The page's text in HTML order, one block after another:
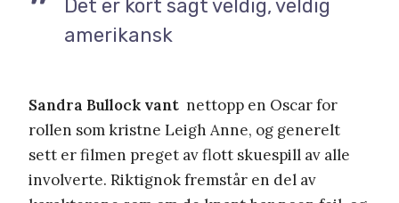
Det er kort sagt veldig, veldig
amerikansk
Sandra Bullock vant nettopp en Oscar for
rollen som kristne Leigh Anne, og generelt
sett er filmen preget av flott skuespill av alle
involverte. Riktignok fremstår en del av